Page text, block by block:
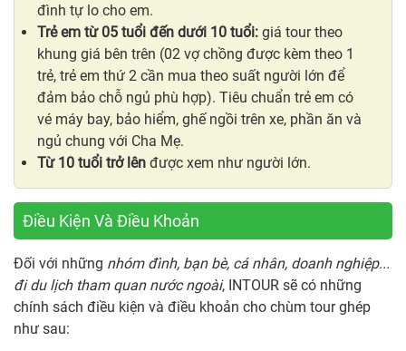
đình tự lo cho em.
Trẻ em từ 05 tuổi đến dưới 10 tuổi: giá tour theo
khung giá bên trên (02 vợ chồng được kèm theo 1
trẻ, trẻ em thứ 2 cần mua theo suất người lớn để
đảm bảo chỗ ngủ phù hợp). Tiêu chuẩn trẻ em có
vé máy bay, bảo hiểm, ghế ngồi trên xe, phần ăn và
ngủ chung với Cha Mẹ.
Từ 10 tuổi trở lên được xem như người lớn.
Điều Kiện Và Điều Khoản
Đối với những nhóm đình, bạn bè, cá nhân, doanh nghiệp...
đi du lịch tham quan nước ngoài, INTOUR sẽ có những
chính sách điều kiện và điều khoản cho chùm tour ghép
như sau: